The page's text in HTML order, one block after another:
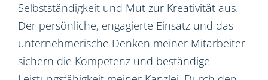
Selbstständigkeit und Mut zur Kreativität aus.
Der persönliche, engagierte Einsatz und das
unternehmerische Denken meiner Mitarbeiter
sichern die Kompetenz und beständige